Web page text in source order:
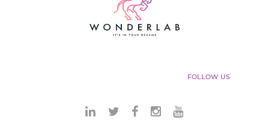
FOLLOW US